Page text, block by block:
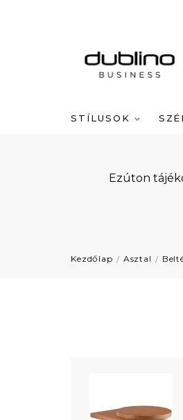
STÍLUSOK
Ezúton
Kezdőlap Asztal